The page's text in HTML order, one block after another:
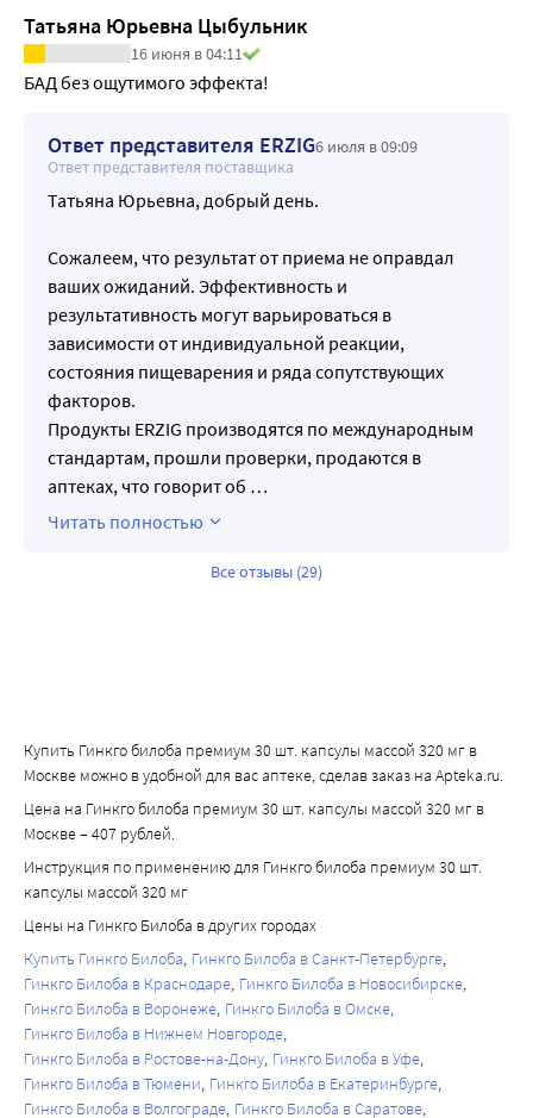
Татьяна Юрьевна Цыбульник
16 июня в 04:11
БАД без ощутимого эффекта!
Ответ представителя ERZIG6 июля в 09:09
Ответ представителя поставщика
Татьяна Юрьевна, добрый день.
Сожалеем, что результат от приема не оправдал
ваших ожиданий. Эффективность и
результативность могут варьироваться в
зависимости от индивидуальной реакции,
состояния пищеварения и ряда сопутствующих
факторов.
Продукты ERZIG производятся по международным
стандартам, прошли проверки, продаются в
аптеках, что говорит об …
Читать полностью
Все отзывы (29)
Купить Гинкго билоба премиум 30 шт. капсулы массой 320 мг в
Москве можно в удобной для вас аптеке, сделав заказ на Apteka.ru.
Цена на Гинкго билоба премиум 30 шт. капсулы массой 320 мг в
Москве – 407 рублей.
Инструкция по применению для Гинкго билоба премиум 30 шт.
капсулы массой 320 мг
Цены на Гинкго Билоба в других городах
Купить Гинкго Билоба Гинкго Билоба в Санкт-Петербурге
Гинкго Билоба в Краснодаре Гинкго Билоба в Новосибирске
Гинкго Билоба в Воронеже Гинкго Билоба в Омске
Гинкго Билоба в Нижнем Новгороде
Гинкго Билоба в Ростове-на-Дону Гинкго Билоба в Уфе
Гинкго Билоба в Тюмени Гинкго Билоба в Екатеринбурге
Гинкго Билоба в Волгограде Гинкго Билоба в Саратове